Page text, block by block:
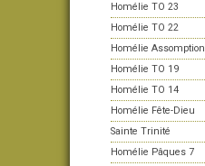
Homélie TO 23
Homélie TO 22
Homélie Assomption
Homélie TO 19
Homélie TO 14
Homélie Fête-Dieu
Sainte Trinité
Homélie Pâques 7